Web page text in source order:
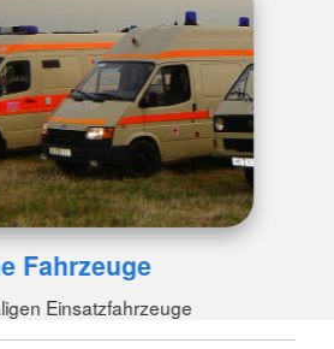
Fahrzeuge
Einsatzfahrzeuge